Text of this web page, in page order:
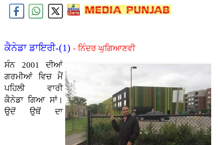
ਕੈਨੇਡਾ ਡਾਇਰੀ-(1) - ਨਿੰਦਰ ਘੁਗਿਆਣਵੀ
ਸੰਨ 2001 ਦੀਆਂ
ਗਰਮੀਆਂ ਵਿਚ ਮੈਂ
ਪਹਿਲੀ ਵਾਰੀ
ਕੈਨੇਡਾ ਗਿਆ ਸਾਂ।
ਉਦੋਂ ਉਥੋਂ ਦਾ